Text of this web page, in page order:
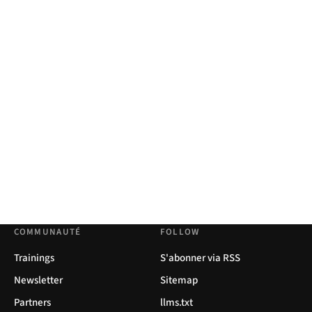
COMMUNAUTÉ
Trainings
Newsletter
Partners
FOLLOW
S'abonner via RSS
Sitemap
llms.txt